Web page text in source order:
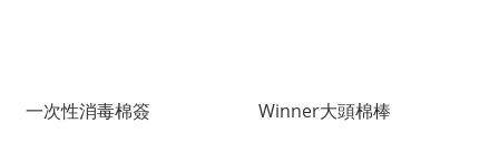
一次性消毒棉簽 Winner大頭棉棒